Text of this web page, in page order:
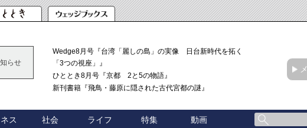
らせ
Wedge8月号『台湾「麗しの島」の実像 日台新時代を拓く
「3つの視座」』
ひととき8月号『京都 2と5の物語』
新刊書籍『飛鳥・藤原に隠された古代宮都の謎』
ス 社会 ライフ 特集 動画